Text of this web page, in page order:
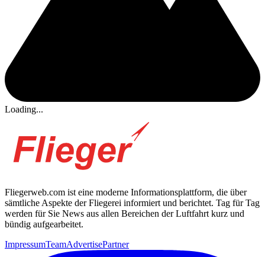
Loading...
Fliegerweb.com ist eine moderne Informationsplattform, die über
sämtliche Aspekte der Fliegerei informiert und berichtet. Tag für Tag
werden für Sie News aus allen Bereichen der Luftfahrt kurz und
bündig aufgearbeitet.
ImpressumTeamAdvertisePartner